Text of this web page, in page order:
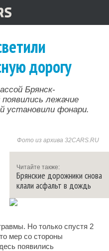
дорогу
Брянск-
лежачие
установили фонари.
Фото из архива 32CARS.RU
Читайте также:
Брянские дорожники снова
клали асфальт в дождь
Но только спустя 2
мер со стороны
появились